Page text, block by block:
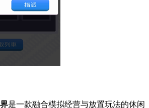
是一款融合模拟经营与放置玩法的休闲